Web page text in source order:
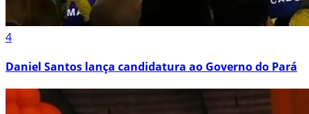
4
Daniel Santos lança candidatura ao Governo do Pará